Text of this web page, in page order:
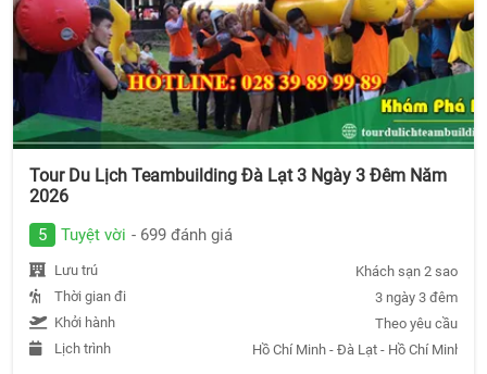
Tour Du Lịch Teambuilding Đà Lạt 3 Ngày 3 Đêm Năm
2026
5 Tuyệt vời - 699 đánh giá
Lưu trú
Khách sạn 2 sao
Thời gian đi
3 ngày 3 đêm
Khởi hành
Theo yêu cầu
Lịch trình
Hồ Chí Minh - Đà Lạt - Hồ Chí Minh